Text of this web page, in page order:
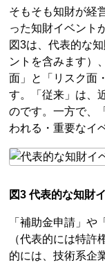
そもそも知財が経
った知財イベント
図3は、代表的な
ントを含みます）
面」と「リスク面
す。「従来」は、
のです。一方で、
われる・重要なイ
図3 代表的な知財
「補助金申請」
（代表的には特
的には、技術系企